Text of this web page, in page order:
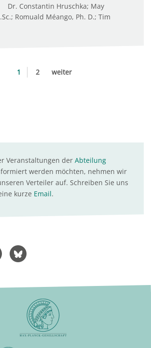
Dr. Constantin Hruschka; May
Romuald Méango, Ph. D.; Tim
1 2 weiter
Veranstaltungen der Abteilung
werden möchten, nehmen wir
Verteiler auf. Schreiben Sie uns
kurze Email.